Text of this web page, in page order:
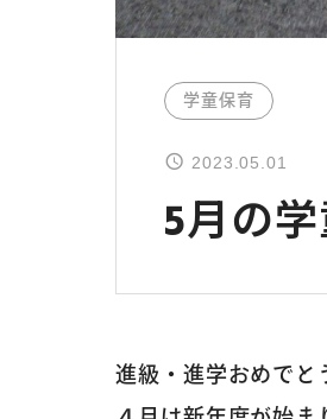
学童保育
2023.05.01
5月の
進級・進学おめでと